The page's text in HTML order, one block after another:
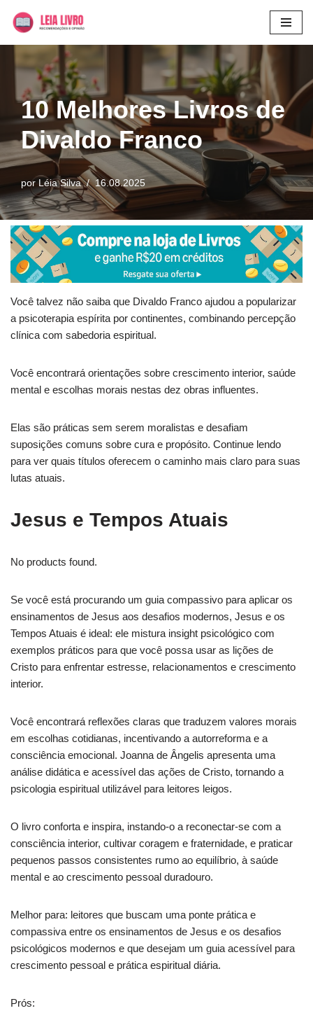
para
conteúdo
10 Melhores Livros de
Divaldo Franco
por Léia Silva 16.08.2025
Você talvez não saiba que Divaldo Franco ajudou a popularizar
a psicoterapia espírita por continentes, combinando percepção
clínica com sabedoria espiritual.
Você encontrará orientações sobre crescimento interior, saúde
mental e escolhas morais nestas dez obras influentes.
Elas são práticas sem serem moralistas e desafiam
suposições comuns sobre cura e propósito. Continue lendo
para ver quais títulos oferecem o caminho mais claro para suas
lutas atuais.
Jesus e Tempos Atuais
No products found.
Se você está procurando um guia compassivo para aplicar os
ensinamentos de Jesus aos desafios modernos, Jesus e os
Tempos Atuais é ideal: ele mistura insight psicológico com
exemplos práticos para que você possa usar as lições de
Cristo para enfrentar estresse, relacionamentos e crescimento
interior.
Você encontrará reflexões claras que traduzem valores morais
em escolhas cotidianas, incentivando a autorreforma e a
consciência emocional. Joanna de Ângelis apresenta uma
análise didática e acessível das ações de Cristo, tornando a
psicologia espiritual utilizável para leitores leigos.
O livro conforta e inspira, instando-o a reconectar-se com a
consciência interior, cultivar coragem e fraternidade, e praticar
pequenos passos consistentes rumo ao equilíbrio, à saúde
mental e ao crescimento pessoal duradouro.
Melhor para: leitores que buscam uma ponte prática e
compassiva entre os ensinamentos de Jesus e os desafios
psicológicos modernos e que desejam um guia acessível para
crescimento pessoal e prática espiritual diária.
Prós: